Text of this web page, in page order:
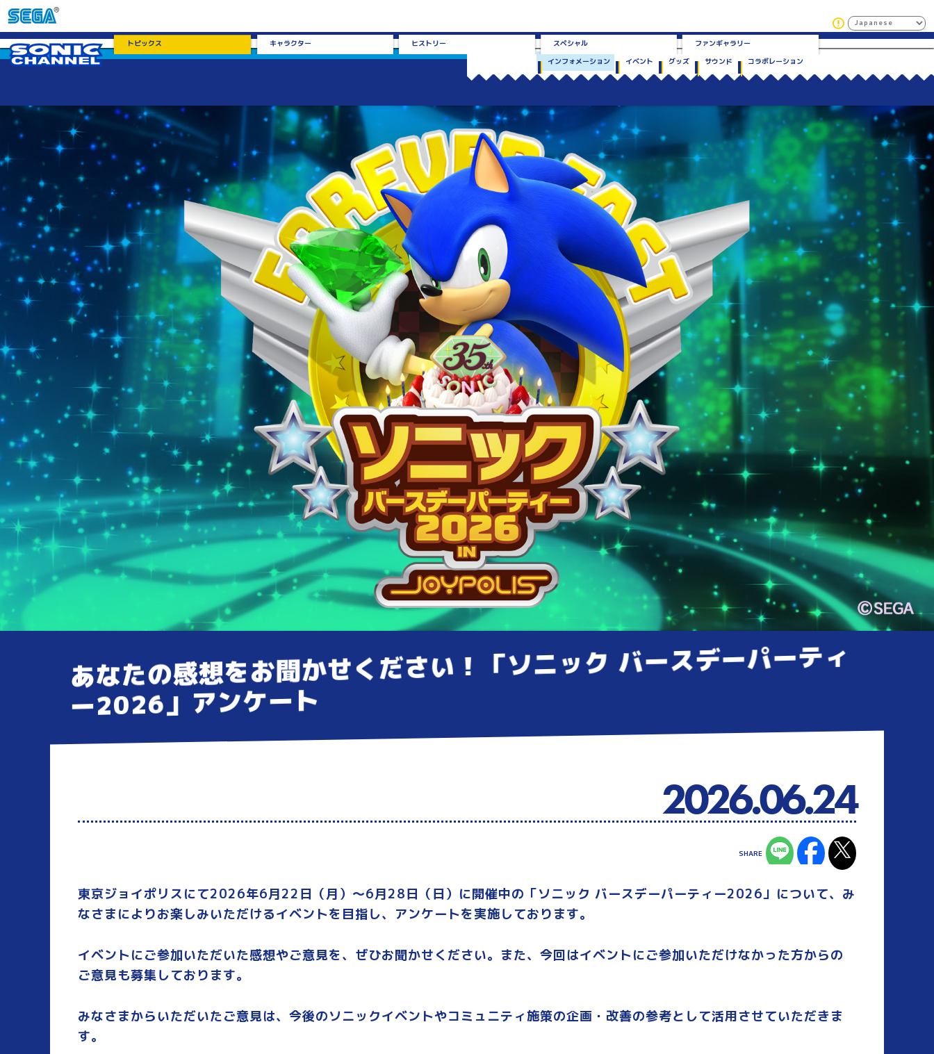
トピックス キャラクター ヒストリー スペシャル
ファンギャラリー
インフォメーション
イベント グッズ サウンド コラボレーション
あなたの感想をお聞かせください！「ソニック バースデーパーティ
ー2026」アンケート
2026.06.24
東京ジョイポリスにて2026年6月22日（月）～6月28日（日）に開催中の「ソニック バースデーパーティー2026」について、み
なさまによりお楽しみいただけるイベントを目指し、アンケートを実施しております。
イベントにご参加いただいた感想やご意見を、ぜひお聞かせください。また、今回はイベントにご参加いただけなかった方からの
ご意見も募集しております。
みなさまからいただいたご意見は、今後のソニックイベントやコミュニティ施策の企画・改善の参考として活用させていただきま
す。